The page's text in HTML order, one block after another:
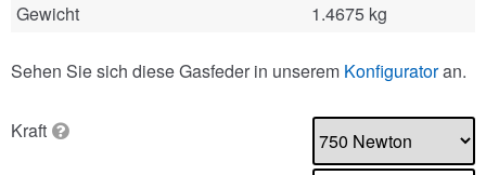
Gewicht
1.4675 kg
Sehen Sie sich diese Gasfeder in unserem Konfiguratoran.
Kraft